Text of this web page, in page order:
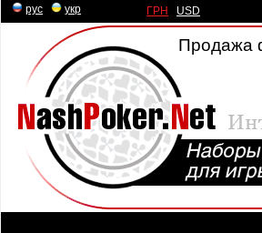
рус укр ГРН USD
Продажа